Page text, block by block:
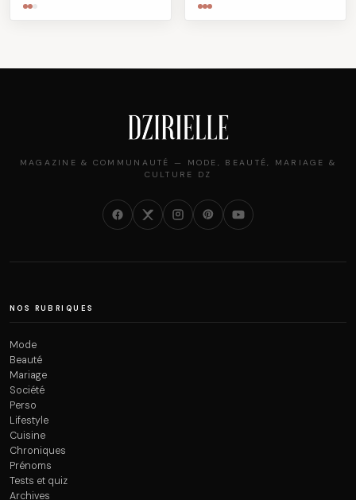
MAGAZINE & COMMUNAUTÉ — MODE, BEAUTÉ, MARIAGE &
CULTURE DZ
NOS RUBRIQUES
Mode
Beauté
Mariage
Société
Perso
Lifestyle
Cuisine
Chroniques
Prénoms
Tests et quiz
Archives